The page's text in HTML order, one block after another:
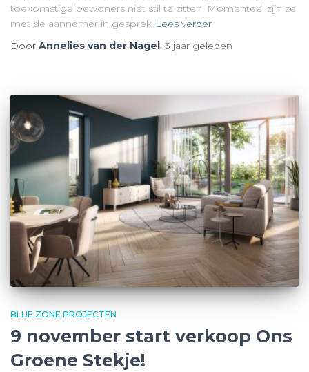
toekomstige bewoners niet stil te zitten. Momenteel zijn ze
met de aannemer in gesprek Lees verder
Door Annelies van der Nagel, 3 jaar geleden
BLUE ZONE PROJECTEN
9 november start verkoop Ons
Groene Stekje!